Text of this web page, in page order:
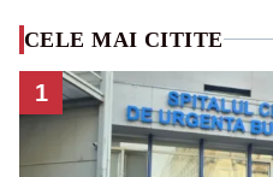
CELE MAI CITITE
1